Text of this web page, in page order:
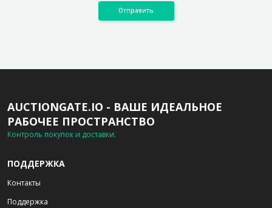
Отправить
AUCTIONGATE.IO - ВАШЕ ИДЕАЛЬНОЕ
РАБОЧЕЕ ПРОСТРАНСТВО
Контроль покупок и доставки.
ПОДДЕРЖКА
Контакты
Поддержка